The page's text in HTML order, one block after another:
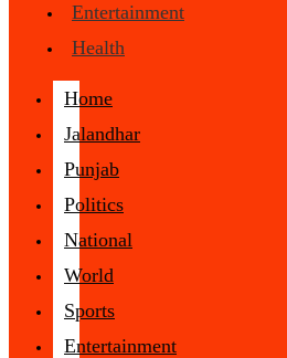
Entertainment
Health
Home
Jalandhar
Punjab
Politics
National
World
Sports
Entertainment